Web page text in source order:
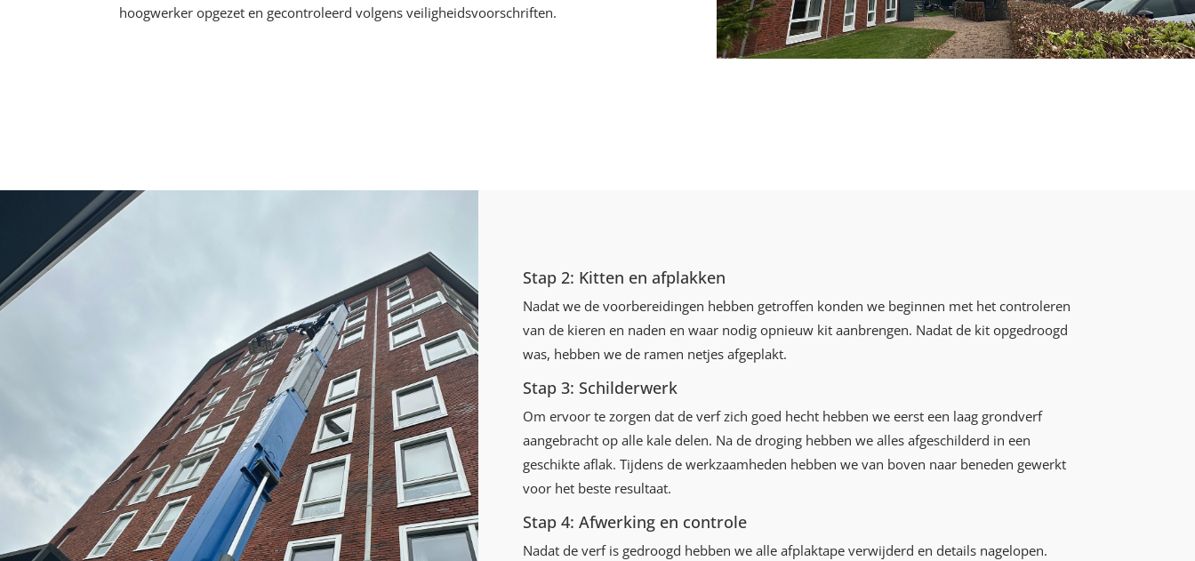
hoogwerker opgezet en gecontroleerd volgens veiligheidsvoorschriften.
Stap 2: Kitten en afplakken
Nadat we de voorbereidingen hebben getroffen konden we beginnen met het controleren
van de kieren en naden en waar nodig opnieuw kit aanbrengen. Nadat de kit opgedroogd
was, hebben we de ramen netjes afgeplakt.
Stap 3: Schilderwerk
Om ervoor te zorgen dat de verf zich goed hecht hebben we eerst een laag grondverf
aangebracht op alle kale delen. Na de droging hebben we alles afgeschilderd in een
geschikte aflak. Tijdens de werkzaamheden hebben we van boven naar beneden gewerkt
voor het beste resultaat.
Stap 4: Afwerking en controle
Nadat de verf is gedroogd hebben we alle afplaktape verwijderd en details nagelopen.